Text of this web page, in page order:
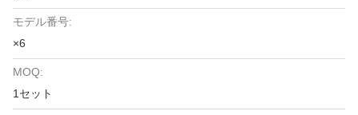
モデル番号:
×6
MOQ:
1セット